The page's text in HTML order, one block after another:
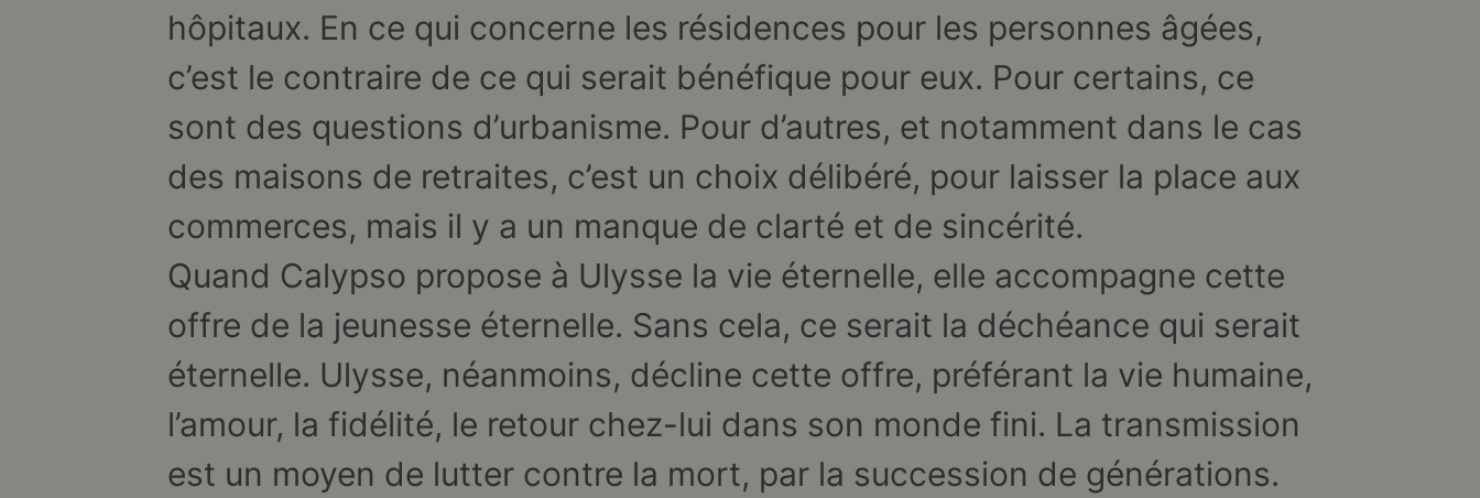
hôpitaux. En ce qui concerne les résidences pour les personnes âgées,
c’est le contraire de ce qui serait bénéfique pour eux. Pour certains, ce
sont des questions d’urbanisme. Pour d’autres, et notamment dans le cas
des maisons de retraites, c’est un choix délibéré, pour laisser la place aux
commerces, mais il y a un manque de clarté et de sincérité.
Quand Calypso propose à Ulysse la vie éternelle, elle accompagne cette
offre de la jeunesse éternelle. Sans cela, ce serait la déchéance qui serait
éternelle. Ulysse, néanmoins, décline cette offre, préférant la vie humaine,
l’amour, la fidélité, le retour chez-lui dans son monde fini. La transmission
est un moyen de lutter contre la mort, par la succession de générations.